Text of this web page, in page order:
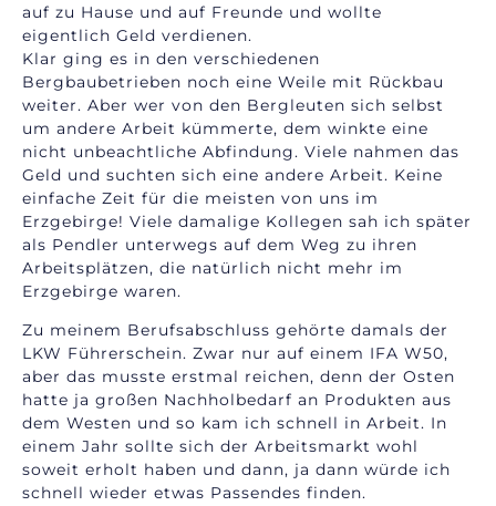
auf zu Hause und auf Freunde und wollte
eigentlich Geld verdienen.
Klar ging es in den verschiedenen
Bergbaubetrieben noch eine Weile mit Rückbau
weiter. Aber wer von den Bergleuten sich selbst
um andere Arbeit kümmerte, dem winkte eine
nicht unbeachtliche Abfindung. Viele nahmen das
Geld und suchten sich eine andere Arbeit. Keine
einfache Zeit für die meisten von uns im
Erzgebirge! Viele damalige Kollegen sah ich später
als Pendler unterwegs auf dem Weg zu ihren
Arbeitsplätzen, die natürlich nicht mehr im
Erzgebirge waren.
Zu meinem Berufsabschluss gehörte damals der
LKW Führerschein. Zwar nur auf einem IFA W50,
aber das musste erstmal reichen, denn der Osten
hatte ja großen Nachholbedarf an Produkten aus
dem Westen und so kam ich schnell in Arbeit. In
einem Jahr sollte sich der Arbeitsmarkt wohl
soweit erholt haben und dann, ja dann würde ich
schnell wieder etwas Passendes finden.